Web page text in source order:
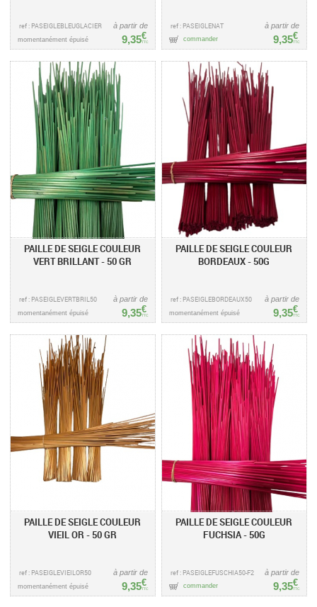
ref : PASEIGLEBLEUGLACIER
9,35€
TTC
à partir de
momentanément épuisé
ref : PASEIGLENAT
9,35€
TTC
à partir de
commander
PAILLE DE SEIGLE COULEUR
VERT BRILLANT - 50 GR
ref : PASEIGLEVERTBRIL50
9,35€
TTC
à partir de
momentanément épuisé
PAILLE DE SEIGLE COULEUR
BORDEAUX - 50G
ref : PASEIGLEBORDEAUX50
9,35€
TTC
à partir de
momentanément épuisé
PAILLE DE SEIGLE COULEUR
VIEIL OR - 50 GR
ref : PASEIGLEVIEILOR50
9,35€
TTC
à partir de
momentanément épuisé
PAILLE DE SEIGLE COULEUR
FUCHSIA - 50G
ref : PASEIGLEFUSCHIA50-F2
9,35€
TTC
à partir de
commander